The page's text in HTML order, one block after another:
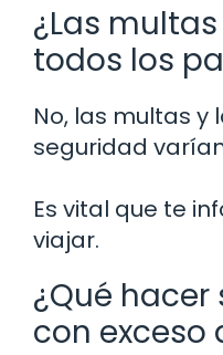
¿Las
todos los
No, las multas y
seguridad
Es vital que te
viajar.
¿Qué
con exceso